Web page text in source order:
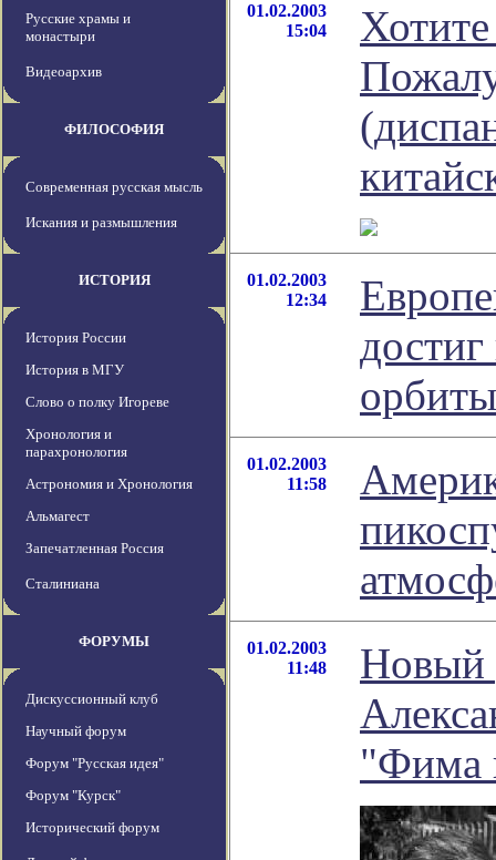
Русские храмы и
монастыри
Видеоархив
ФИЛОСОФИЯ
Современная русская мысль
Искания и размышления
ИСТОРИЯ
История России
История в МГУ
Слово о полку Игореве
Хронология и
парахронология
Астрономия и Хронология
Альмагест
Запечатленная Россия
Сталиниана
ФОРУМЫ
Дискуссионный клуб
Научный форум
Форум "Русская идея"
Форум "Курск"
Исторический форум
01.02.2003
15:04
01.02.2003
12:34
орбиты
01.02.2003
11:58
01.02.2003
11:48
Новый
"Фима